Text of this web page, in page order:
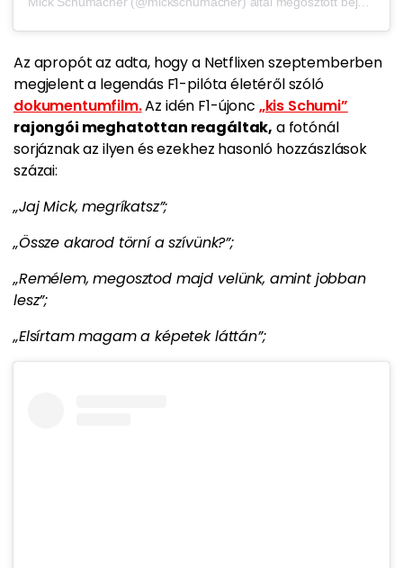
Az apropót az adta, hogy a Netflixen szeptemberben
megjelent a legendás F1-pilóta életéről szóló
dokumentumfilm.Az idén F1-újonc „kis Schumi”
rajongói meghatottan reagáltak, a fotónál
sorjáznak az ilyen és ezekhez hasonló hozzászlások
százai:
„Jaj Mick, megríkatsz”;
„Össze akarod törní a szívünk?”;
„Remélem, megosztod majd velünk, amint jobban
lesz”;
„Elsírtam magam a képetek láttán”;